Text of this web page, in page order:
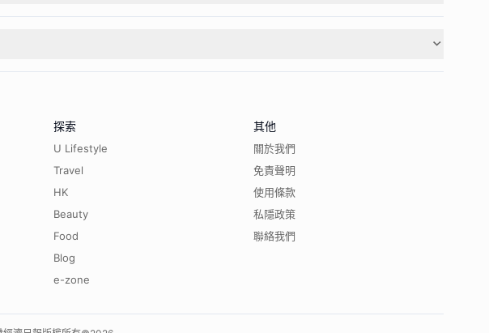
探索
U Lifestyle
Travel
HK
Beauty
Food
Blog
e-zone
其他
關於我們
免責聲明
使用條款
私隱政策
聯絡我們